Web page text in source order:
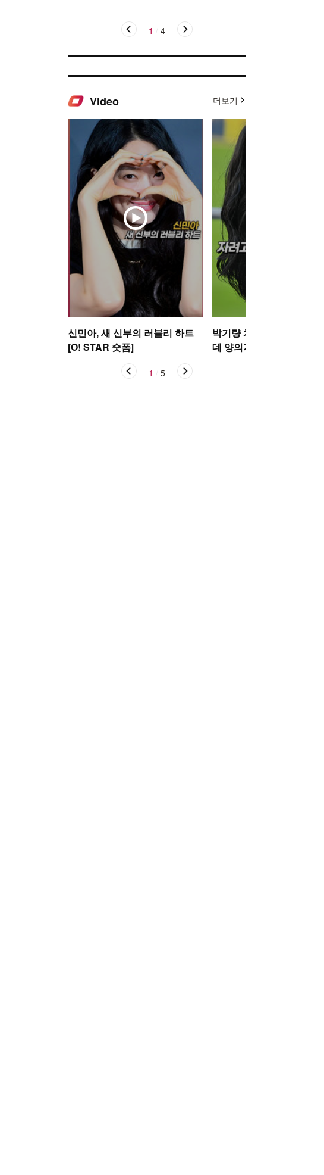
1 4
Video 더보기
신민아, 새 신부의 러블리 하트
[O! STAR 숏폼]
박기량 치어리더, 자려고
데 양의지 [O! SPORTS
1 5